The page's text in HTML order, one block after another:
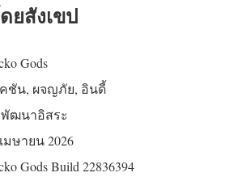
ยสังเขป
Gods
ชัน, ผจญภัย, อินดี้
ฒนาอิสระ
มษายน 2026
Gods Build 22836394